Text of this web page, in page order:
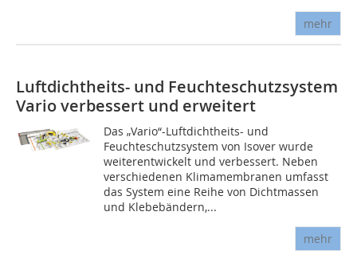
mehr
Luftdichtheits- und Feuchteschutzsystem
Vario verbessert und erweitert
Das „Vario“-Luftdichtheits- und
Feuchteschutzsystem von Isover wurde
weiterentwickelt und verbessert. Neben
verschiedenen Klimamembranen umfasst
das System eine Reihe von Dichtmassen
und Klebebändern,...
mehr